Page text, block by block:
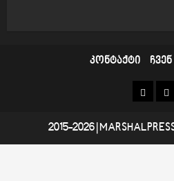
კონტაქტი
2015-2026